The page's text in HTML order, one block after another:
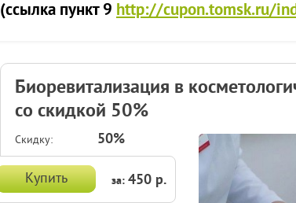
(ссылка пункт 9 http://cupon.tomsk.ru/
Биоревитализация в
со скидкой 50%
Скидку: 50%
Купить за: 450 р.